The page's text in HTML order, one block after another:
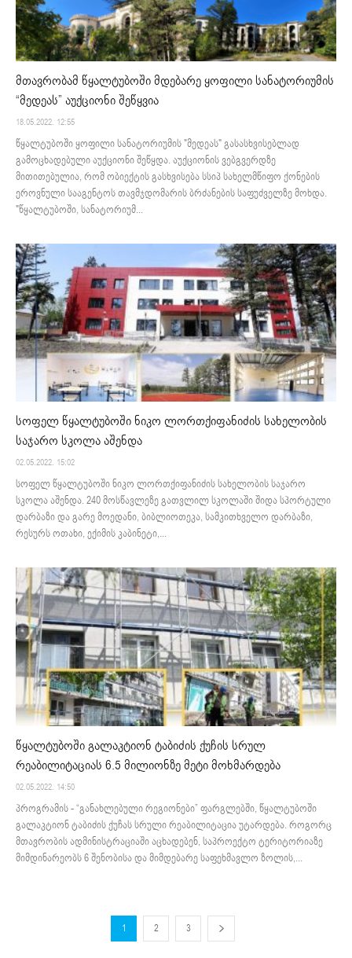
მთავრობამ წყალტუბოში მდებარე ყოფილი სანატორიუმის
“მედეას” აუქციონი შეწყვია
18.05.2022. 12:55
წყალტუბოში ყოფილი სანატორიუმის "მედეას" გასასხვისებლად
გამოცხადებული აუქციონი შეწყდა. აუქციონის ვებგვერდზე
მითითებულია, რომ ობიექტის გასხვისება სსიპ სახელმწიფო ქონების
ეროვნული სააგენტოს თავმჯდომარის ბრძანების საფუძველზე მოხდა.
"წყალტუბოში, სანატორიუმ...
სოფელ წყალტუბოში ნიკო ლორთქიფანიძის სახელობის
საჯარო სკოლა აშენდა
02.05.2022. 15:02
სოფელ წყალტუბოში ნიკო ლორთქიფანიძის სახელობის საჯარო
სკოლა აშენდა. 240 მოსწავლეზე გათვლილ სკოლაში შიდა სპორტული
დარბაზი და გარე მოედანი, ბიბლიოთეკა, სამკითხველო დარბაზი,
რესურს ოთახი, ექიმის კაბინეტი,...
წყალტუბოში გალაკტიონ ტაბიძის ქუჩის სრულ
რეაბილიტაციას 6.5 მილიონზე მეტი მოხმარდება
02.05.2022. 14:50
პროგრამის - “განახლებული რეგიონები” ფარგლებში, წყალტუბოში
გალაკტიონ ტაბიძის ქუჩას სრული რეაბილიტაცია უტარდება. როგორც
მთავრობის ადმინისტრაციაში აცხადებენ, საპროექტო ტერიტორიაზე
მიმდინარეობს 6 შენობისა და მიმდებარე საფეხმავლო ზოლის,...
1 2 3